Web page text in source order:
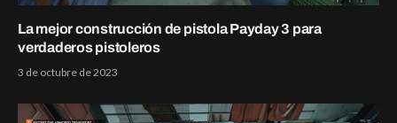
La mejor construcción de pistola Payday 3 para
verdaderos pistoleros
3 de octubre de 2023